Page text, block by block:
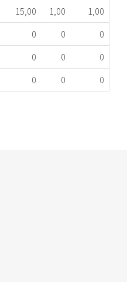
15,00 1,00
1,00
0 0
0
0 0
0
0 0 0